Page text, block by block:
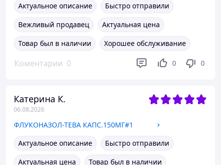
Актуальное описание
Быстро отправили
Вежливый продавец
Актуальная цена
Товар был в наличии
Хорошее обслуживание
Коментарии 0 0 0
Катерина К.
06.08.2026
ФЛУКОНАЗОЛ-ТЕВА КАПС.150МГ#1
Актуальное описание
Быстро отправили
Актуальная цена
Товар был в наличии